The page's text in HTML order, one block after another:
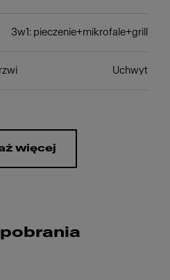
3w1: pieczenie+mikrofale+grill
Uchwyt
więcej